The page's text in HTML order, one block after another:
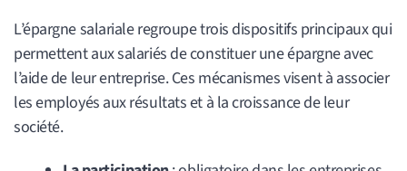
L’épargne salariale regroupe trois dispositifs principaux qui
permettent aux salariés de constituer une épargne avec
l’aide de leur entreprise. Ces mécanismes visent à associer
les employés aux résultats et à la croissance de leur
société.